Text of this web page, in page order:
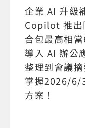
企業 AI 升級
Copilot 推出
合包最高相
導入 AI 辦公
整理到會議
掌握2026/6/
方案！